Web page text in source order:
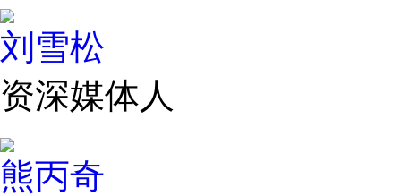
刘雪松
资深媒体人
熊丙奇